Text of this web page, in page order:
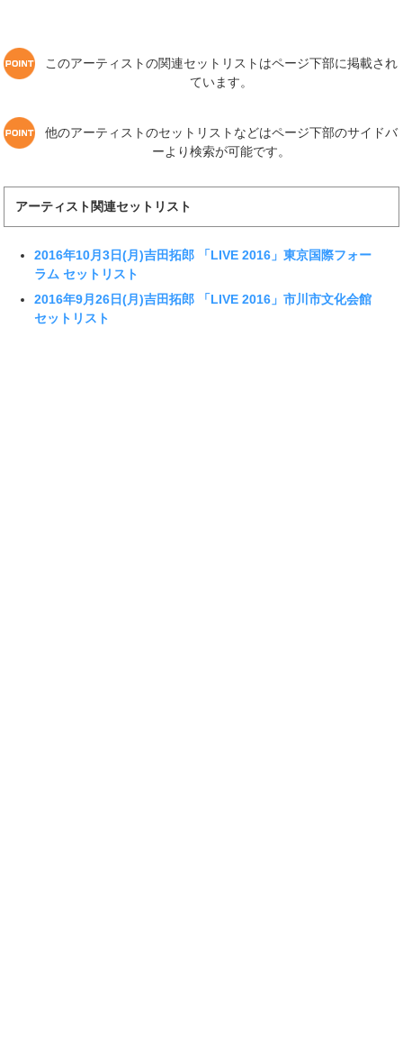
このアーティストの関連セットリストはページ下部に掲載され
ています。
他のアーティストのセットリストなどはページ下部のサイドバ
ーより検索が可能です。
アーティスト関連セットリスト
2016年10月3日(月)吉田拓郎 「LIVE 2016」東京国際フォー
ラム セットリスト
2016年9月26日(月)吉田拓郎 「LIVE 2016」市川市文化会館
セットリスト